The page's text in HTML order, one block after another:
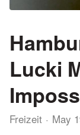
Lucki
Freizeit May